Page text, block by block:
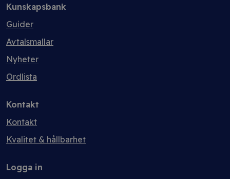
Kunskapsbank
Guider
Avtalsmallar
Nyheter
Ordlista
Kontakt
Kontakt
Kvalitet & hållbarhet
Logga in